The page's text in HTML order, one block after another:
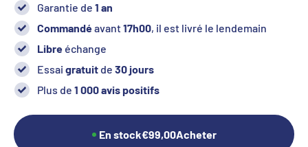
Garantie de 1 an
Commandéavant17h00, il est livré le lendemain
Libre échange
Essai gratuit de 30 jours
Plus de 1 000 avis positifs
En stock€99,00Acheter